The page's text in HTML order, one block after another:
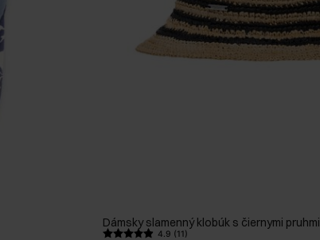
Dámsky slamenný klobúk s čiernymi pruhmi
4.9 (11)